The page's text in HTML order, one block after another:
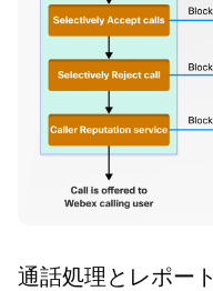
通話処理とレポート